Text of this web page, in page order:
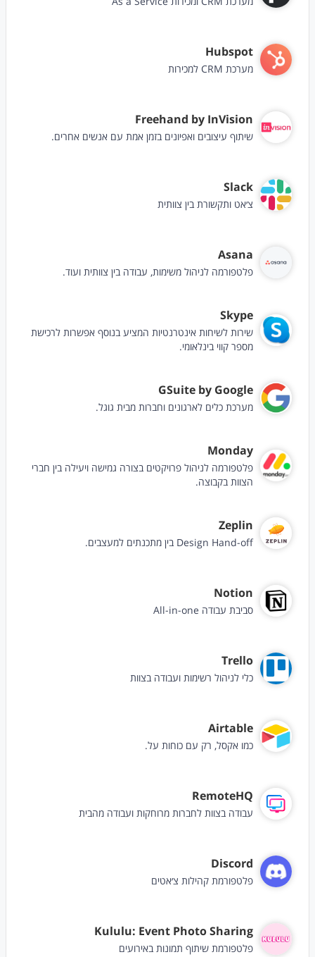
Hubspot
מערכת CRM למכירות
Freehand by InVision
שיתוף עיצובים ואפיונים בזמן אמת עם אנשים אחרים.
Slack
צ׳אט ותקשורת בין צוותית
Asana
פלטפורמה לניהול משימות, עבודה בין צוותית ועוד.
Skype
שירות לשיחות אינטרנטיות המציע בנוסף אפשרות לרכישת
מספר קווי בינלאומי.
GSuite by Google
מערכת כלים לארגונים וחברות מבית גוגל.
Monday
פלטפורמה לניהול פרויקטים בצורה גמישה ויעילה בין חברי
הצוות בקבוצה.
Zeplin
Design Hand-off בין מתכנתים למעצבים.
Notion
סביבת עבודה All-in-one
Trello
כלי לניהול רשימות ועבודה בצוות
Airtable
כמו אקסל, רק עם כוחות על.
RemoteHQ
עבודה בצוות לחברות מרוחקות ועבודה מהבית
Discord
פלטפורמת קהילות צ׳אטים
Kululu: Event Photo Sharing
פלטפורמת שיתוף תמונות באירועים